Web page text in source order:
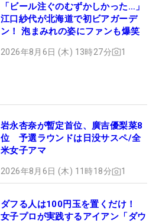
「ビール注ぐのむずかしかった…」
江口紗代が北海道で初ビアガーデ
ン！ 泡まみれの姿にファンも爆笑
2026年8月6日 (木) 13時27分 1
岩永杏奈が暫定首位、廣吉優梨菜8
位 予選ラウンドは日没サスペ/全
米女子アマ
2026年8月6日 (木) 11時18分 1
ダフる人は100円玉を置くだけ！
女子プロが実践するアイアン「ダウ